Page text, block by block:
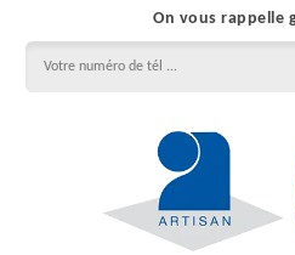
On vous rappelle